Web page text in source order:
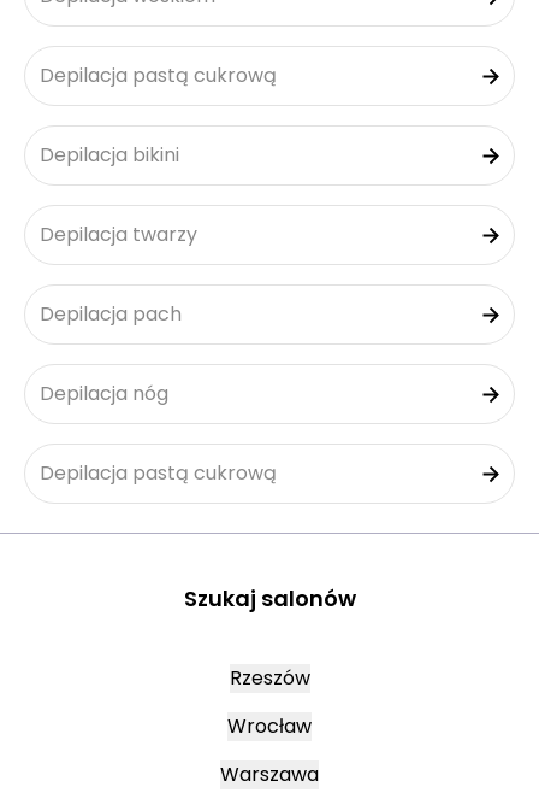
Depilacja pastą cukrową
Depilacja bikini
Depilacja twarzy
Depilacja pach
Depilacja nóg
Depilacja pastą cukrową
Szukaj salonów
Rzeszów
Wrocław
Warszawa